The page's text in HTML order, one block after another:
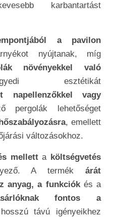
karbantartást
a pavilon
nyújtanak, míg
növényekkel való
esztétikát
napellenzőkkel vagy
pergolák lehetőséget
, emellett
változásokhoz.
mellettaköltségvetés
A termék árát
anyag, a funkciókés a
fontos a
távú igényeikhez